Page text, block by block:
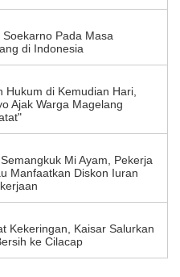
Pada Masa
di Indonesia
Hukum di Kemudian Hari,
Ajak Warga Magelang
Mi Ayam, Pekerja
Manfaatkan Diskon Iuran
Kekeringan, Kaisar Salurkan
ke Cilacap